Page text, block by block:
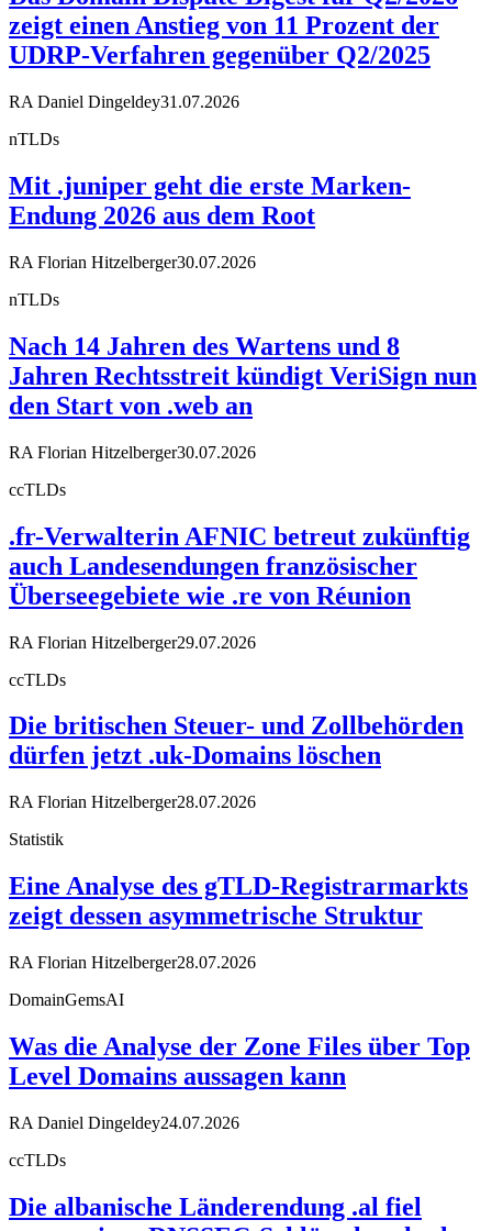
zeigt einen Anstieg von 11 Prozent der
UDRP-Verfahren gegenüber Q2/2025
RA Daniel Dingeldey31.07.2026
nTLDs
Mit .juniper geht die erste Marken-
Endung 2026 aus dem Root
RA Florian Hitzelberger30.07.2026
nTLDs
Nach 14 Jahren des Wartens und 8
Jahren Rechtsstreit kündigt VeriSign nun
den Start von .web an
RA Florian Hitzelberger30.07.2026
ccTLDs
.fr-Verwalterin AFNIC betreut zukünftig
auch Landesendungen französischer
Überseegebiete wie .re von Réunion
RA Florian Hitzelberger29.07.2026
ccTLDs
Die britischen Steuer- und Zollbehörden
dürfen jetzt .uk-Domains löschen
RA Florian Hitzelberger28.07.2026
Statistik
Eine Analyse des gTLD-Registrarmarkts
zeigt dessen asymmetrische Struktur
RA Florian Hitzelberger28.07.2026
DomainGemsAI
Was die Analyse der Zone Files über Top
Level Domains aussagen kann
RA Daniel Dingeldey24.07.2026
ccTLDs
Die albanische Länderendung .al fiel